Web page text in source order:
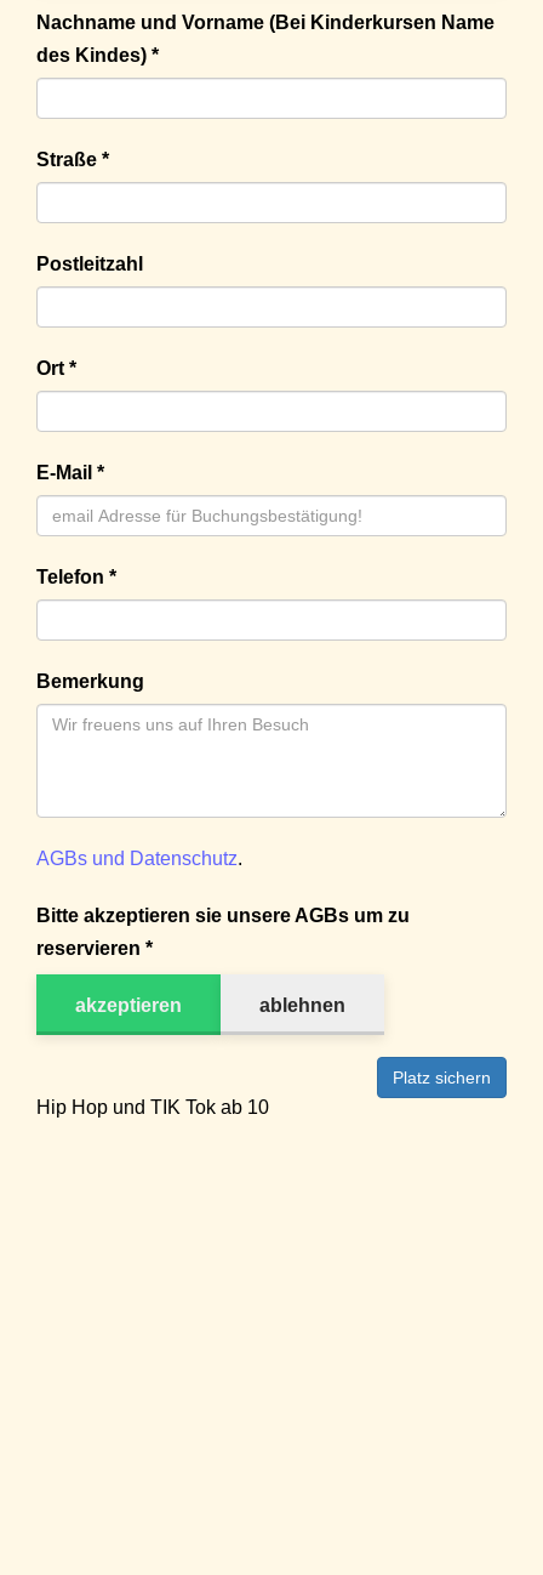
Nachname und Vorname (Bei Kinderkursen Name
des Kindes) *
Straße *
Postleitzahl
Ort *
E-Mail *
Telefon *
Bemerkung
AGBs und Datenschutz.
Bitte akzeptieren sie unsere AGBs um zu
reservieren *
akzeptieren ablehnen
Platz sichern
Hip Hop und TIK Tok ab 10